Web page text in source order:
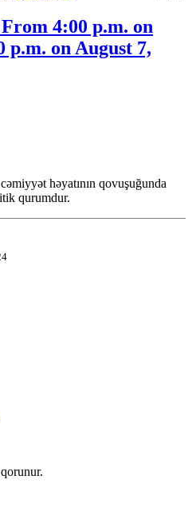
4:00 p.m. on
p.m. on August 7,
həyatının qovuşuğunda
qurumdur.